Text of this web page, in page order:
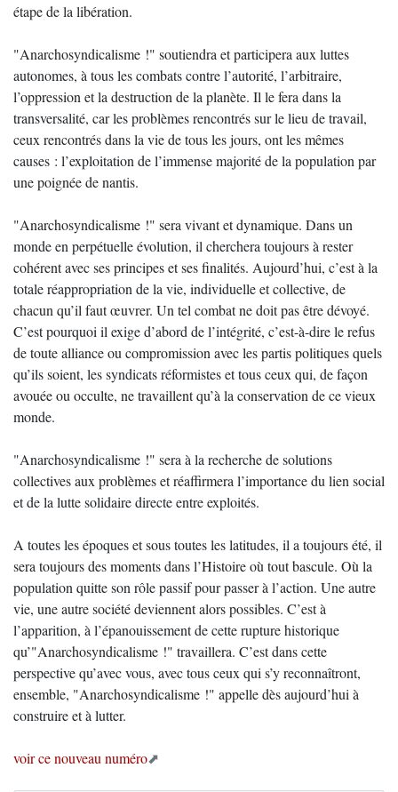
étape de la libération.
"Anarchosyndicalisme !" soutiendra et participera aux luttes
autonomes, à tous les combats contre l’autorité, l’arbitraire,
l’oppression et la destruction de la planète. Il le fera dans la
transversalité, car les problèmes rencontrés sur le lieu de travail,
ceux rencontrés dans la vie de tous les jours, ont les mêmes
causes : l’exploitation de l’immense majorité de la population par
une poignée de nantis.
"Anarchosyndicalisme !" sera vivant et dynamique. Dans un
monde en perpétuelle évolution, il cherchera toujours à rester
cohérent avec ses principes et ses finalités. Aujourd’hui, c’est à la
totale réappropriation de la vie, individuelle et collective, de
chacun qu’il faut œuvrer. Un tel combat ne doit pas être dévoyé.
C’est pourquoi il exige d’abord de l’intégrité, c’est-à-dire le refus
de toute alliance ou compromission avec les partis politiques quels
qu’ils soient, les syndicats réformistes et tous ceux qui, de façon
avouée ou occulte, ne travaillent qu’à la conservation de ce vieux
monde.
"Anarchosyndicalisme !" sera à la recherche de solutions
collectives aux problèmes et réaffirmera l’importance du lien social
et de la lutte solidaire directe entre exploités.
A toutes les époques et sous toutes les latitudes, il a toujours été, il
sera toujours des moments dans l’Histoire où tout bascule. Où la
population quitte son rôle passif pour passer à l’action. Une autre
vie, une autre société deviennent alors possibles. C’est à
l’apparition, à l’épanouissement de cette rupture historique
qu’"Anarchosyndicalisme !" travaillera. C’est dans cette
perspective qu’avec vous, avec tous ceux qui s’y reconnaîtront,
ensemble, "Anarchosyndicalisme !" appelle dès aujourd’hui à
construire et à lutter.
voir ce nouveau numéro